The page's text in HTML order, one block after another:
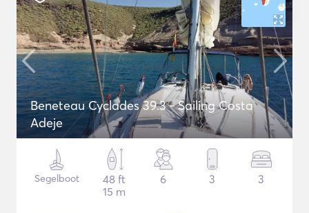
Beneteau Cyclades 39.3 - Sailing Costa
Adeje
Segelboot
48 ft
15 m
6 3 3